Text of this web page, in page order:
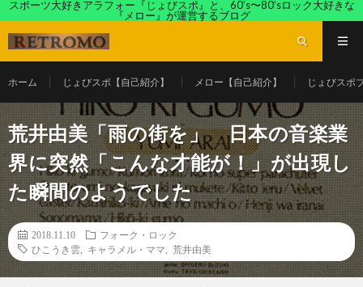
スポーツ大好きアラフォー『じょびスポ』と、60’s〜80’sロック大好きな
『メロー』が運営するブログ
ホーム じょびスポ【自己紹介】 メロー【自己紹介】 じょびスポ
荒井由美「雨の街を」 日本の音楽業
界に突然「こんな才能が！」が出現し
た瞬間のようでした
2018.11.10
フォーク・ロック
ひこうき雲
キャラメル・ママ 荒井由美